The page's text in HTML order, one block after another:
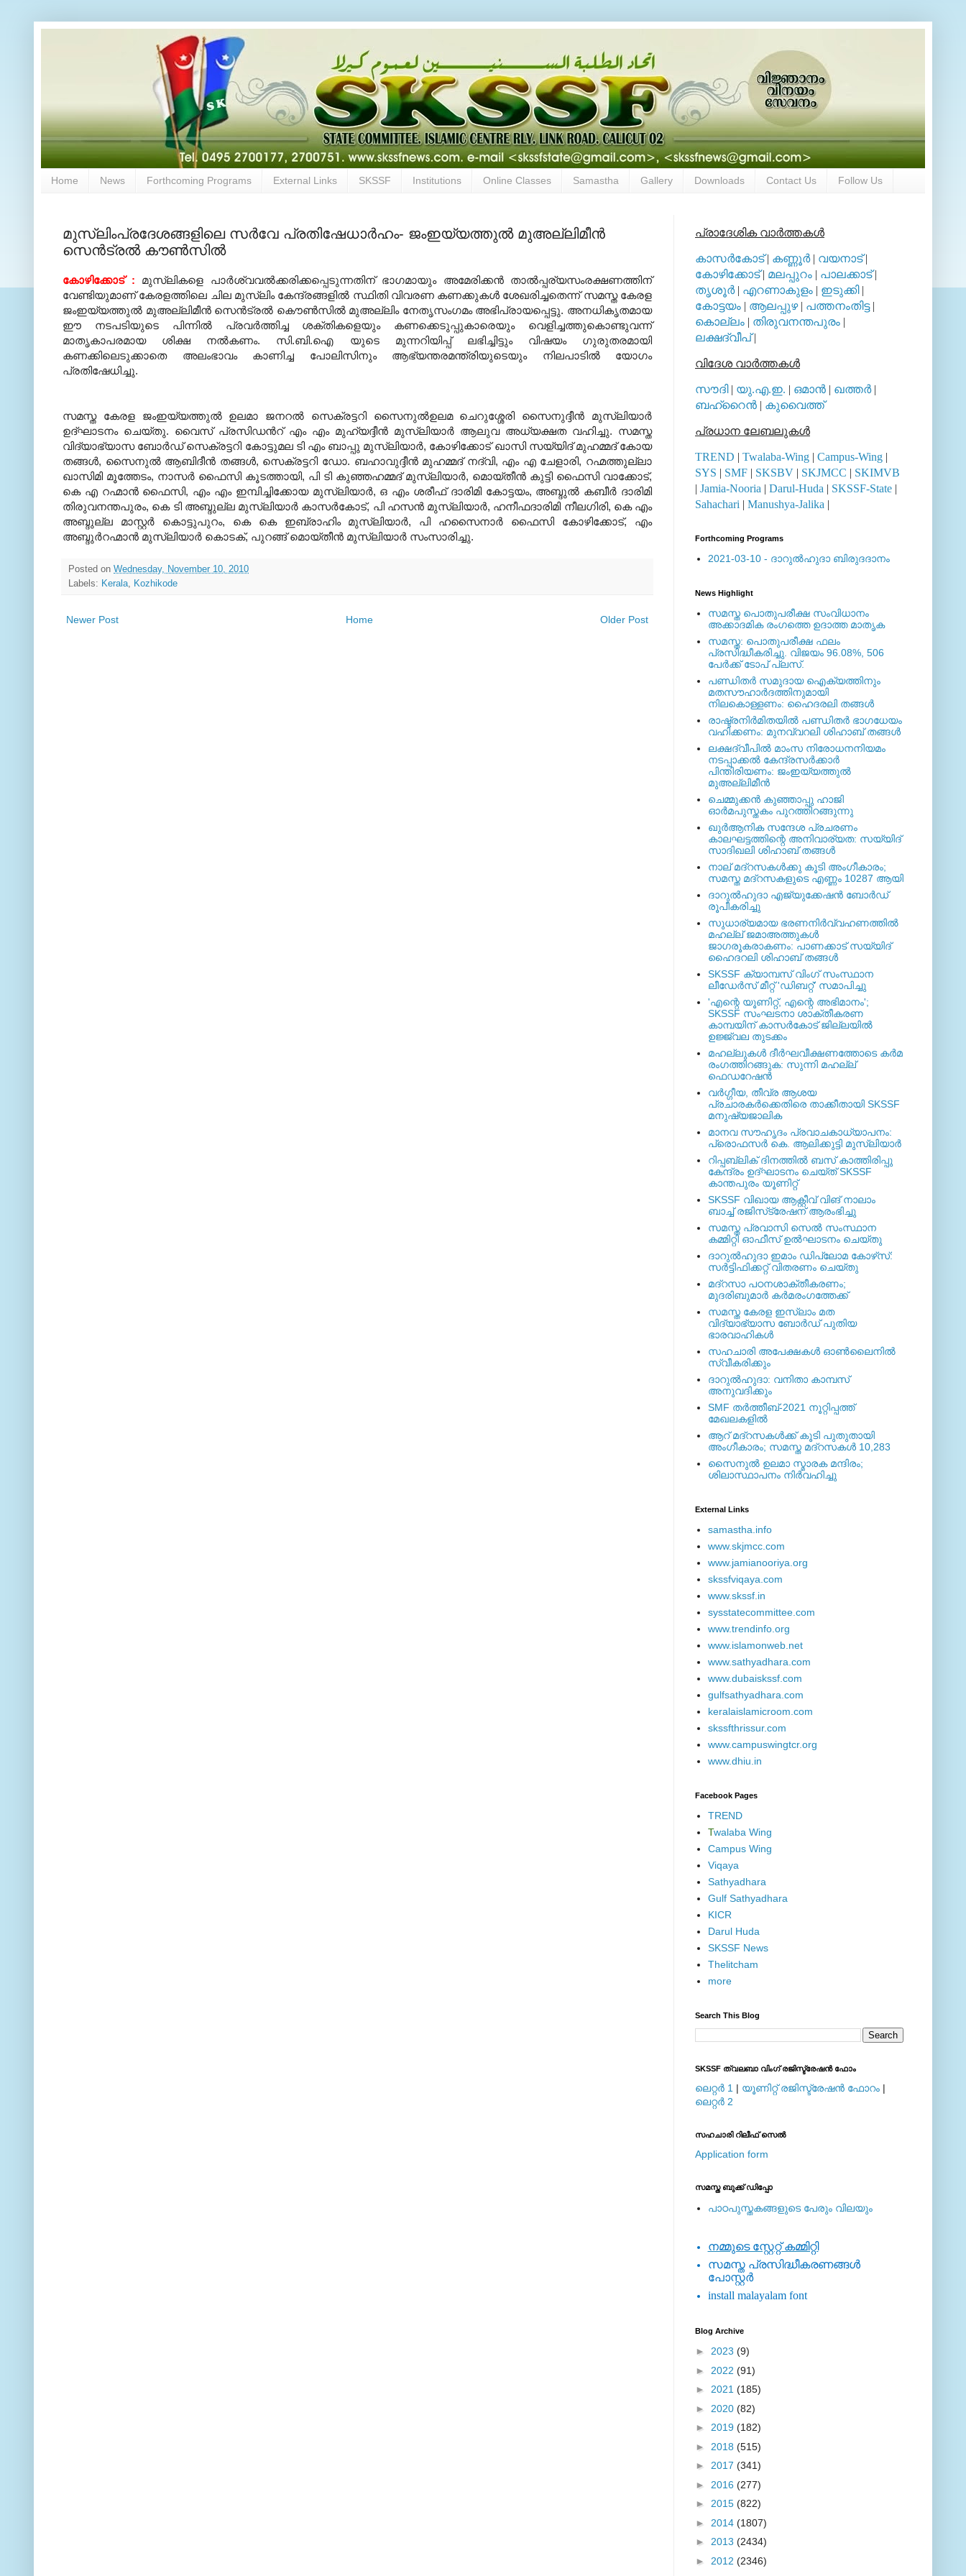
Home News Forthcoming Programs External Links SKSSF Institutions Online Classes Samastha Gallery Downloads Contact Us Follow Us
മുസ്‌ലിംപ്രദേശങ്ങളിലെ സര്‍വേ പ്രതിഷേധാര്‍ഹം- ജംഇയ്യത്തുല്‍ മുഅല്ലിമീന്‍
സെന്‍ട്രല്‍ കൗണ്‍സില്‍
കോഴിക്കോട്‌ : മുസ്ലികളെ പാര്‍ശ്വവല്‍ക്കരിക്കപ്പെടുന്നതിന് ഭാഗമായും അമേരിക്കന്‍
താല്‍പ്പര്യസംരക്ഷണത്തിന്‌
വേണ്ടിയുമാണ്‌ കേരളത്തിലെ ചില മുസ്ലിം കേന്ദ്രങ്ങളില്‍ സ്ഥിതി വിവരണ കണക്കുകള്‍ ശേഖരിച്ചതെന്ന്‌ സമസ്ത കേരള
ജംഇയ്യത്തുല്‍ മുഅല്ലിമീന്‍ സെന്‍ട്രല്‍ കൌണ്‍സില്‍ മുഅല്ലിം നേതൃസംഗമം അഭിപ്രായപ്പെട്ടു. അനധികൃതമായ
ഈ
നടപടിയുടെ പിന്നില്‍ പ്രവര്‍ത്തിച്ച ശക്തികളെയും കണക്കെടുപ്പുകാരെയും വെളിച്ചത്തുകൊണ്ടുവന്ന്‌
മാതൃകാപരമായ ശിക്ഷ നല്‍കണം. സി.ബി.ഐ യുടെ മുന്നറിയിപ്പ്‌ ലഭിച്ചിട്ടും വിഷയം
ഗുരുതരമായി
കണക്കിലെടുക്കാതെ അലംഭാവം കാണിച്ച പോലിസിനും ആഭ്യന്തരമന്ത്രിയുടെയും
നിലപാടില്‍ യോഗം
പ്രതിഷേധിച്ചു.
സമസ്ത കേരള ജംഇയ്യത്തുല്‍ ഉലമാ ജനറല്‍ സെക്രട്ടറി
സൈനുല്‍ഉലമ ചെറുശ്ശേരി സൈനുദ്ദീന്‍ മുസ്ലിയാര്‍
ഉദ്ഘാടനം ചെയ്തു. വൈസ്‌ പ്രസിഡന്‍റ് എം എം മുഹ്‌യദ്ദീന്‍ മുസ്ലിയാര്‍ ആലുവ അധ്യക്ഷത വഹിച്ചു. സമസ്ത
വിദ്യാഭ്യാസ ബോര്‍ഡ്‌ സെക്രട്ടറി കോട്ടുമല ടി എം ബാപ്പു മുസ്ലിയാര്‍, കോഴിക്കോട്‌ ഖാസി സയ്യിദ്‌ മുഹമ്മദ്‌ കോയ
തങ്ങള്‍, സൈനുല്‍ ആബിദീന്‍ തങ്ങള്‍, സെക്രട്ടറി ഡോ. ബഹാവുദ്ദീന്‍ മുഹമ്മദ്‌ നദ്‌വി, എം എ ചേളാരി, റഹ്മത്തുല്ലാ
ഖാസിമി മൂത്തേടം, നാസര്‍ ഫൈസി കൂടത്തായി, പി ടി കുഞ്ഞഹമ്മദ്‌ മുസ്ലിയാര്‍, മൊയ്തീന്‍ കുട്ടി ഫൈസി വാക്കോട്‌,
കെ എ റഹ്മാന്‍ ഫൈസി, എം എം ഇമ്പിച്ചിക്കോയ മുസ്ലിയാര്‍, ഒ എം ശരീഫ്‌ ദാരിമി കോട്ടയം, അബ്ദുല്‍ കബീര്‍ ദാരിമി
തിരുവനന്തപുരം, കെ ടി അബ്ദുല്ല മുസ്ലിയാര്‍ കാസര്‍കോട്‌, പി ഹസന്‍ മുസ്ലിയാര്‍, ഹനീഫദാരിമി നീലഗിരി, കെ എം
അബ്ദുല്ല മാസ്റ്റര്‍ കൊട്ടുപുറം, കെ കെ ഇബ്രാഹിം മുസ്ലിയാര്‍, പി ഹസൈനാര്‍ ഫൈസി കോഴിക്കോട്‌, എം
അബ്ദുര്‍റഹ്മാന്‍ മുസ്ലിയാര്‍ കൊടക്‌, പുറങ്ങ്‌ മൊയ്തീന്‍ മുസ്ലിയാര്‍ സംസാരിച്ചു.
Posted on Wednesday, November 10, 2010
Labels: Kerala Kozhikode
Newer Post Older Post
Home
പ്രാദേശിക വാര്‍ത്തകള്‍
കാസര്‍കോട്| കണ്ണൂര്‍| വയനാട്|
കോഴിക്കോട്| മലപ്പുറം | പാലക്കാട്|
തൃശൂര്‍| എറണാകുളം | ഇടുക്കി|
കോട്ടയം | ആലപ്പുഴ| പത്തനംതിട്ട|
കൊല്ലം | തിരുവനന്തപുരം |
ലക്ഷദ്വീപ്|
വിദേശ വാര്‍ത്തകള്‍
സൗദി| യു.എ.ഇ. | ഒമാന്‍ | ഖത്തര്‍|
ബഹ്റൈന്‍ | കുവൈത്ത്
പ്രധാന ലേബലുകള്‍
TREND | Twalaba-Wing | Campus-Wing |
SYS | SMF | SKSBV | SKJMCC | SKIMVB
| Jamia-Nooria | Darul-Huda | SKSSF-State |
Sahachari | Manushya-Jalika |
Forthcoming Programs
2021-03-10 - ദാറുല്‍ഹുദാ ബിരുദദാനം
News Highlight
സമസ്ത പൊതുപരീക്ഷ സംവിധാനം
അക്കാദമിക രംഗത്തെ ഉദാത്ത മാതൃക
സമസ്ത: പൊതുപരീക്ഷ ഫലം
പ്രസിദ്ധീകരിച്ചു. വിജയം 96.08%, 506
പേര്‍ക്ക് ടോപ് പ്ലസ്.
പണ്ഡിതര്‍ സമുദായ ഐക്യത്തിനും
മതസൗഹാര്‍ദത്തിനുമായി
നിലകൊള്ളണം: ഹൈദരലി തങ്ങള്‍
രാഷ്ട്രനിര്‍മിതയില്‍ പണ്ഡിതര്‍ ഭാഗധേയം
വഹിക്കണം: മുനവ്വറലി ശിഹാബ് തങ്ങള്‍
ലക്ഷദ്വീപില്‍ മാംസ നിരോധനനിയമം
നടപ്പാക്കല്‍ കേന്ദ്രസര്‍ക്കാര്‍
പിന്തിരിയണം: ജംഇയ്യത്തുല്‍
മുഅല്ലിമീന്‍
ചെമ്മുക്കന്‍ കുഞ്ഞാപ്പു ഹാജി
ഓര്‍മപുസ്തകം പുറത്തിറങ്ങുന്നു
ഖുര്‍ആനിക സന്ദേശ പ്രചരണം
കാലഘട്ടത്തിന്റെ അനിവാര്യത: സയ്യിദ്
സാദിഖലി ശിഹാബ് തങ്ങള്‍
നാല് മദ്‌റസകള്‍ക്കു കൂടി അംഗീകാരം;
സമസ്ത മദ്‌റസകളുടെ എണ്ണം 10287 ആയി
ദാറുല്‍ഹുദാ എജ്യുക്കേഷന്‍ ബോര്‍ഡ്
രൂപീകരിച്ചു
സുധാര്യമായ ഭരണനിര്‍വ്വഹണത്തില്‍
മഹല്ല് ജമാഅത്തുകള്‍
ജാഗരൂകരാകണം: പാണക്കാട് സയ്യിദ്
ഹൈദറലി ശിഹാബ് തങ്ങള്‍
SKSSF ക്യാമ്പസ് വിംഗ് സംസ്ഥാന
ലീഡേർസ് മീറ്റ് 'ഡിബറ്റ്' സമാപിച്ചു
'എന്റെ യൂണിറ്റ്, എന്റെ അഭിമാനം';
SKSSF സംഘടനാ ശാക്തീകരണ
കാമ്പയിന് കാസര്‍കോട് ജില്ലയില്‍
ഉജ്ജ്വല തുടക്കം
മഹല്ലുകള്‍ ദീര്‍ഘവീക്ഷണത്തോടെ കര്‍മ
രംഗത്തിറങ്ങുക: സുന്നി മഹല്ല്
ഫെഡറേഷന്‍
വര്‍ഗ്ഗീയ, തീവ്ര ആശയ
പ്രചാരകര്‍ക്കെതിരെ താക്കീതായി SKSSF
മനുഷ്യജാലിക
മാനവ സൗഹൃദം പ്രവാചകാധ്യാപനം:
പ്രൊഫസർ കെ. ആലിക്കുട്ടി മുസ്ലിയാർ
റിപ്പബ്ലിക് ദിനത്തില്‍ ബസ് കാത്തിരിപ്പു
കേന്ദ്രം ഉദ്ഘാടനം ചെയ്ത്‌ SKSSF
കാന്തപുരം യൂണിറ്റ്
SKSSF വിഖായ ആക്റ്റീവ് വിങ് നാലാം
ബാച്ച് രജിസ്‌ട്രേഷന് ആരംഭിച്ചു
സമസ്ത പ്രവാസി സെല്‍ സംസ്ഥാന
കമ്മിറ്റി ഓഫീസ് ഉല്‍ഘാടനം ചെയ്തു
ദാറുല്‍ഹുദാ ഇമാം ഡിപ്ലോമ കോഴ്‌സ്:
സര്‍ട്ടിഫിക്കറ്റ് വിതരണം ചെയ്തു
മദ്‌റസാ പഠനശാക്തീകരണം;
മുദരിബുമാര്‍ കര്‍മരംഗത്തേക്ക്
സമസ്ത കേരള ഇസ്ലാം മത
വിദ്യാഭ്യാസ ബോര്‍ഡ് പുതിയ
ഭാരവാഹികള്‍
സഹചാരി അപേക്ഷകൾ ഓൺലൈനിൽ
സ്വീകരിക്കും
ദാറുല്‍ഹുദാ: വനിതാ കാമ്പസ്
അനുവദിക്കും
SMF തര്‍ത്തീബ്-2021 നൂറ്റിപ്പത്ത്
മേഖലകളില്‍
ആറ് മദ്റസകള്‍ക്ക് കൂടി പുതുതായി
അംഗീകാരം; സമസ്ത മദ്റസകള്‍ 10,283
സൈനുല്‍ ഉലമാ സ്മാരക മന്ദിരം;
ശിലാസ്ഥാപനം നിര്‍വഹിച്ചു
External ‎Links
samastha.info
www.skjmcc.com
www.jamianooriya.org
skssfviqaya.com
www.skssf.in
sysstatecommittee.com
www.trendinfo.org
www.islamonweb.net
www.sathyadhara.com
www.dubaiskssf.com
gulfsathyadhara.com
keralaislamicroom.com
skssfthrissur.com
www.campuswingtcr.org
www.dhiu.in
Facebook Pages
TREND
Twalaba Wing
Campus Wing
Viqaya
Sathyadhara
Gulf Sathyadhara
KICR
Darul Huda
SKSSF News
Thelitcham
more
Search This Blog
SKSSF ത്വലബാ വിംഗ് രജിസ്ട്രേഷന്‍ ഫോം
ലെറ്റര്‍ 1 | യൂണിറ്റ് രജിസ്ട്രേഷന്‍ ഫോറം |
ലെറ്റര്‍ 2
സഹചാരി റിലീഫ് സെല്‍
Application form
സമസ്ത ബുക്ക് ഡിപ്പോ
പാഠപുസ്തകങ്ങളുടെ പേരും വിലയും
നമ്മുടെ സ്റ്റേറ്റ് കമ്മിറ്റി
സമസ്ത പ്രസിദ്ധീകരണങ്ങള്‍
പോസ്റ്റര്‍
install malayalam font
Blog Archive
► 2023 (9)
► 2022 (91)
► 2021 (185)
► 2020 (82)
► 2019 (182)
► 2018 (515)
► 2017 (341)
► 2016 (277)
► 2015 (822)
► 2014 (1807)
► 2013 (2434)
► 2012 (2346)